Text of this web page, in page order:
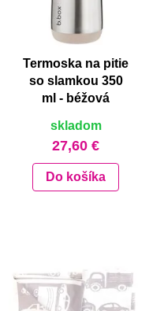
Termoska na pitie
so slamkou 350
ml - béžová
skladom
27,60 €
Do košíka